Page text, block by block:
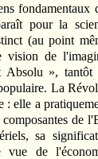
fondamentaux
pour la
(au point
vision de
», tantôt
La
: elle a
de
sa
vue de